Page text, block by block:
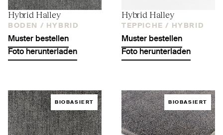
Hybrid Halley
BODEN / HYBRID
Muster bestellen
Foto herunterladen
Hybrid Halley
TEPPICHE / HYBRID
Muster bestellen
Foto herunterladen
BIOBASIERT BIOBASIERT